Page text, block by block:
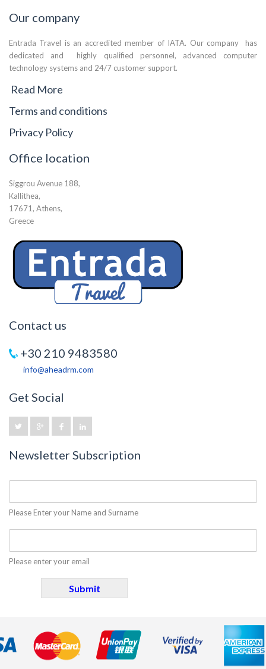
Our company
Entrada Travel is an accredited member of IATA. Our company has
dedicated and highly qualified personnel, advanced computer
technology systems and 24/7 customer support.
Read More
Terms and conditions
Privacy Policy
Office location
Siggrou Avenue 188,
Kallithea,
17671, Athens,
Greece
Contact us
+30 210 9483580
info@aheadrm.com
Get Social
Newsletter Subscription
Please Enter your Name and Surname
Please enter your email
Submit